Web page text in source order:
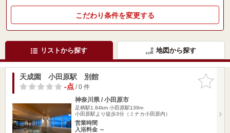
こだわり条件を変更する
リストから探す 地図から探す
お気に入
りに追加
天成園 小田原駅 別館
-点/ 0 件
神奈川県 / 小田原市
足柄駅1.84km 小田原駅139m
小田原駅より徒歩3分（ミナカ小田原内）
営業時間
入浴料金 ～